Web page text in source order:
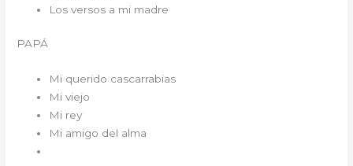
Los versos a mi madre
PAPÁ
Mi querido cascarrabias
Mi viejo
Mi rey
Mi amigo del alma